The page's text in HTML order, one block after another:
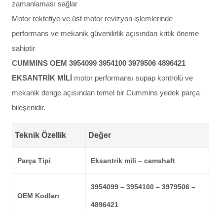
zamanlaması sağlar
Motor rektefiye ve üst motor revizyon işlemlerinde
performans ve mekanik güvenilirlik açısından kritik öneme
sahiptir
CUMMINS OEM 3954099 3954100 3979506 4896421
EKSANTRİK MİLİ motor performansı supap kontrolü ve
mekanik denge açısından temel bir Cummins yedek parça
bileşenidir.
Teknik Özellik Değer
Parça Tipi Eksantrik mili – camshaft
OEM Kodları
3954099 – 3954100 – 3979506 –
4896421